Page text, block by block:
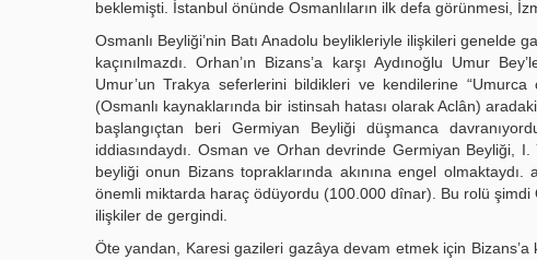
beklemişti. İstanbul önünde Osmanlıların ilk defa görünmesi,
Osmanlı Beyliği’nin Batı Anadolu beylikleriyle ilişkileri
kaçınılmazdı. Orhan’ın Bizans’a karşı Aydınoğlu Umur
Umur’un Trakya seferlerini bildikleri ve kendilerine
(Osmanlı kaynaklarında bir istinsah hatası olarak Aclân)
başlangıçtan beri Germiyan Beyliği düşmanca
iddiasındaydı. Osman ve Orhan devrinde Germiyan Beyliği,
beyliği onun Bizans topraklarında akınına engel
önemli miktarda haraç ödüyordu (100.000 dînar). Bu rolü şimdi
ilişkiler de gergindi.
Öte yandan, Karesi gazileri gazâya devam etmek için Bizans’a